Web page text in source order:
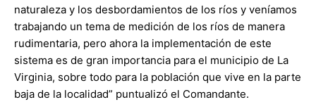
naturaleza y los desbordamientos de los ríos y veníamos
trabajando un tema de medición de los ríos de manera
rudimentaria, pero ahora la implementación de este
sistema es de gran importancia para el municipio de La
Virginia, sobre todo para la población que vive en la parte
baja de la localidad” puntualizó el Comandante.